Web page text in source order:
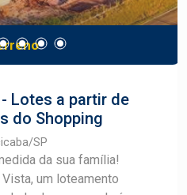
com boa
de valorização,
a escolha certa.
Lotes a partir de
do Shopping
- Piracicaba/SP
da sua família!
um loteamento